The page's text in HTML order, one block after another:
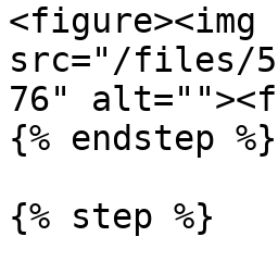
<figure><img
src="/files/
76"
{% endstep %}
{% step %}